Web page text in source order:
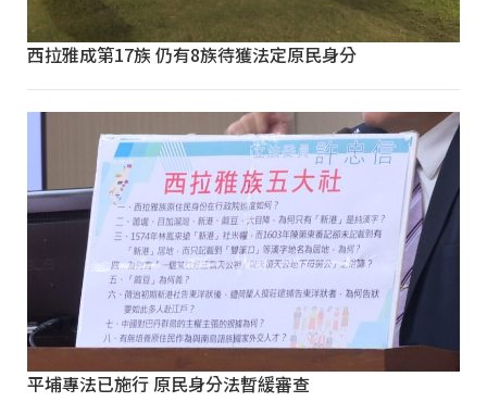
西拉雅成第17族 仍有8族待獲法定原民身分
平埔專法已施行 原民身分法暫緩審查